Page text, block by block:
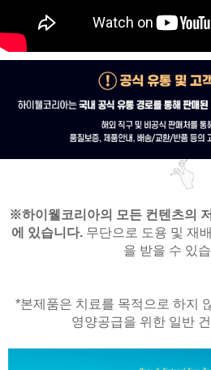
※하이웰코리아의 모든 컨텐츠의
에 있습니다. 무단으로 도용 및 재
을 받을 수 있
*본제품은 치료를 목적으로 하지
영양공급을 위한 일반